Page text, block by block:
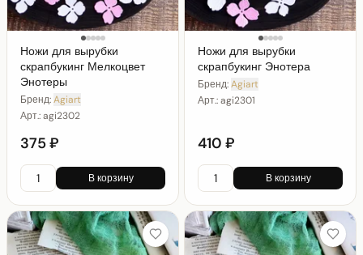
Ножи для вырубки
скрапбукинг Мелкоцвет
Энотеры
Бренд:Agiart
Арт.:agi2302
375 ₽
В корзину
Ножи для вырубки
скрапбукинг Энотера
Бренд:Agiart
Арт.:agi2301
410 ₽
В корзину